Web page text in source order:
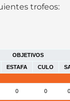
trofeos:
OBJETIVOS
ESTAFA CULO
0 0 0